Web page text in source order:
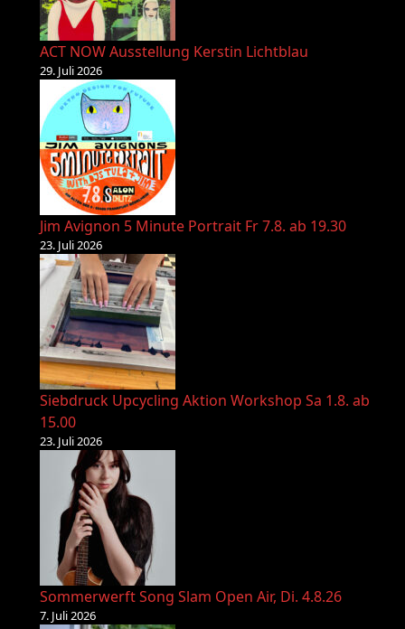
ACT NOW Ausstellung Kerstin Lichtblau
29. Juli 2026
Jim Avignon 5 Minute Portrait Fr 7.8. ab 19.30
23. Juli 2026
Siebdruck Upcycling Aktion Workshop Sa 1.8. ab
15.00
23. Juli 2026
Sommerwerft Song Slam Open Air, Di. 4.8.26
7. Juli 2026